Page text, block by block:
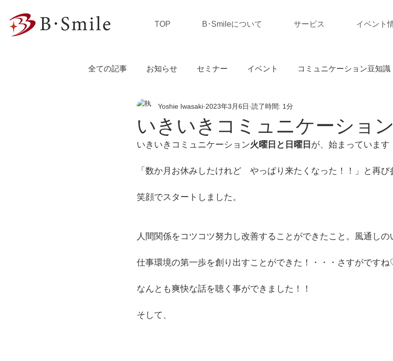
TOP B･Smileについて サービス イベント
全ての記事 お知らせ セミナー イベント コミュニケーション豆知識
私の独り言
いきいきコミュニケーショ
Yoshie Iwasaki 2023年3月6日 読了時間: 1分
いきいきコミュニケーション火曜日と日曜日 が、始まっています
「数か月お休みしたけれど　やっぱり来たくなった！！」と再び
笑顔でスタートしました。
人間関係をコツコツ努力し改善することができたこと。風通しの
仕事環境の第一歩を創り出すことができた！・・・さすがです
なんとも爽快な話を聴く事ができました！！
そして、